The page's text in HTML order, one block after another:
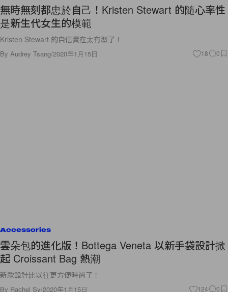
無時無刻都忠於自己！Kristen Stewart 的隨心率性
是新生代女生的模範
Kristen Stewart 的自信實在太有型了！
By Audrey Tsang/2020年1月15日 18 0
Accessories
雲朵包的進化版！Bottega Veneta 以新手袋設計掀
起 Croissant Bag 熱潮
新款設計比以往更方便時尚了！
By Rachel Sy/2020年1月15日 124 0